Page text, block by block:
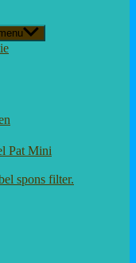
Pat Mini
spons filter.